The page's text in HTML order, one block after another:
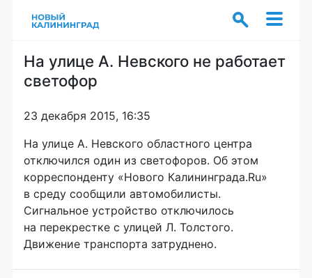
На улице А. Невского не работает
светофор
23 декабря 2015, 16:35
На улице А. Невского областного центра
отключился один из светофоров. Об этом
корреспонденту «Нового Калининграда.Ru»
в среду сообщили автомобилисты.
Сигнальное устройство отключилось
на перекрестке с улицей Л. Толстого.
Движение транспорта затруднено.